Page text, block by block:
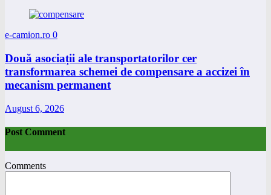
e-camion.ro 0
Două asociații ale transportatorilor cer
transformarea schemei de compensare a accizei în
mecanism permanent
August 6, 2026
Post Comment
Comments